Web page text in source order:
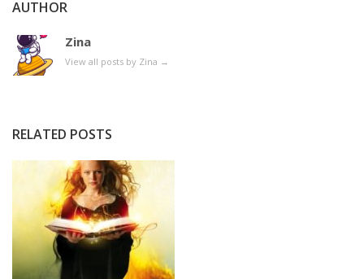
AUTHOR
Zina
View all posts by Zina →
RELATED POSTS